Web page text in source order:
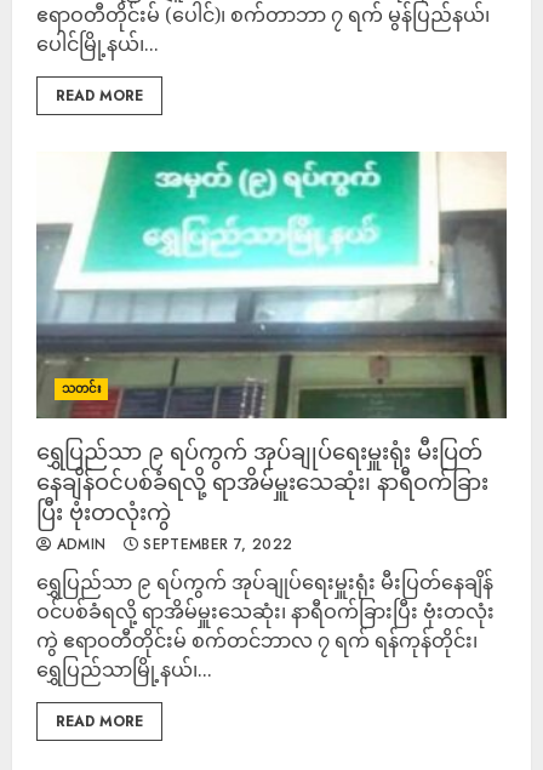
ဧရာဝတီတိုင်းမ် (ပေါင်)၊ စက်တာဘာ ၇ ရက် မွန်ပြည်နယ်၊
ပေါင်မြို့နယ်၊...
READ MORE
သတင်း
ရွှေပြည်သာ ၉ ရပ်ကွက် အုပ်ချုပ်ရေးမှူးရုံး မီးပြတ်
နေချိန်ဝင်ပစ်ခံရလို့ ရာအိမ်မှူးသေဆုံး၊ နာရီဝက်ခြား
ပြီး ဗုံးတလုံးကွဲ
ADMIN SEPTEMBER 7, 2022
ရွှေပြည်သာ ၉ ရပ်ကွက် အုပ်ချုပ်ရေးမှူးရုံး မီးပြတ်နေချိန်
ဝင်ပစ်ခံရလို့ ရာအိမ်မှူးသေဆုံး၊ နာရီဝက်ခြားပြီး ဗုံးတလုံး
ကွဲ ဧရာဝတီတိုင်းမ် စက်တင်ဘာလ ၇ ရက် ရန်ကုန်တိုင်း၊
ရွှေပြည်သာမြို့နယ်၊...
READ MORE